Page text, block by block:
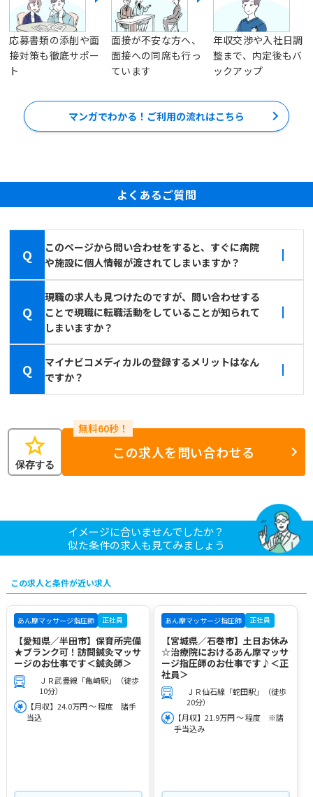
応募書類の添削や面
接対策も徹底サポー
ト
面接が不安な方へ、
面接への同席も行っ
ています
年収交渉や入社日調
整まで、内定後もバ
ックアップ
マンガでわかる！ご利用の流れはこちら
よくあるご質問
Q
このページから問い合わせをすると、すぐに病院
や施設に個人情報が渡されてしまいますか？
Q
現職の求人も見つけたのですが、問い合わせする
ことで現職に転職活動をしていることが知られて
しまいますか？
Q
マイナビコメディカルの登録するメリットはなん
ですか？
star
保存する
この求人を問い合わせる
イメージに合いませんでしたか？
似た条件の求人も見てみましょう
この求人と条件が近い求人
あん摩マッサージ指圧師 正社員
【愛知県／半田市】保育所完備
★ブランク可！訪問鍼灸マッサ
ージのお仕事です＜鍼灸師＞
ＪＲ武豊線「亀崎駅」（徒歩
10分）
【月収】24.0万円 ～ 程度 諸手
当込
あん摩マッサージ指圧師 正社員
【宮城県／石巻市】土日お休み
☆治療院におけるあん摩マッサ
ージ指圧師のお仕事です♪＜正
社員＞
ＪＲ仙石線「蛇田駅」（徒歩
20分）
【月収】21.9万円 ～ 程度 ※諸
手当込み